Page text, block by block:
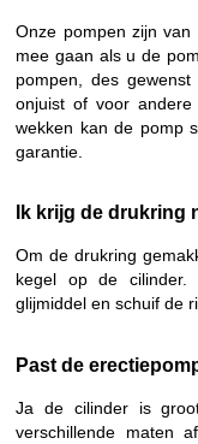
Onze pompen zijn
mee gaan als u de
pompen, des
onjuist of voor
wekken kan de pomp
garantie.
Ik krijg de drukring
Om de drukring
kegel op de
glijmiddel en schuif de
Past de
Ja de cilinder is
verschillende maten